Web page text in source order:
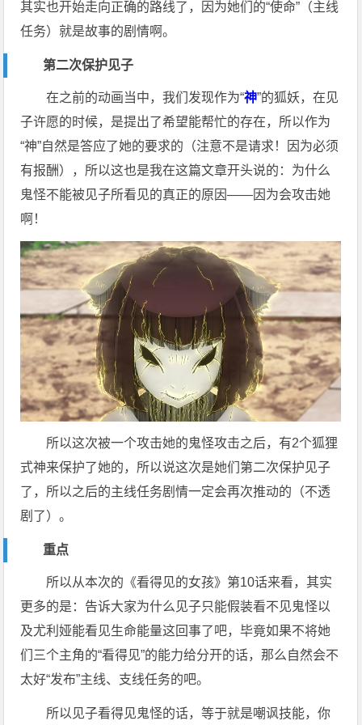
其实也开始走向正确的路线了，因为她们的“使命”（主线
任务）就是故事的剧情啊。
第二次保护见子
在之前的动画当中，我们发现作为“神”的狐妖，在见
子许愿的时候，是提出了希望能帮忙的存在，所以作为
“神”自然是答应了她的要求的（注意不是请求！因为必须
有报酬），所以这也是我在这篇文章开头说的：为什么
鬼怪不能被见子所看见的真正的原因——因为会攻击她
啊！
所以这次被一个攻击她的鬼怪攻击之后，有2个狐狸
式神来保护了她的，所以说这次是她们第二次保护见子
了，所以之后的主线任务剧情一定会再次推动的（不透
剧了）。
重点
所以从本次的《看得见的女孩》第10话来看，其实
更多的是：告诉大家为什么见子只能假装看不见鬼怪以
及尤利娅能看见生命能量这回事了吧，毕竟如果不将她
们三个主角的“看得见”的能力给分开的话，那么自然会不
太好“发布”主线、支线任务的吧。
所以见子看得见鬼怪的话，等于就是嘲讽技能，你